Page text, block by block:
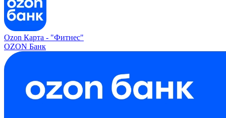
Ozon Карта - "Фитнес"
OZON Банк